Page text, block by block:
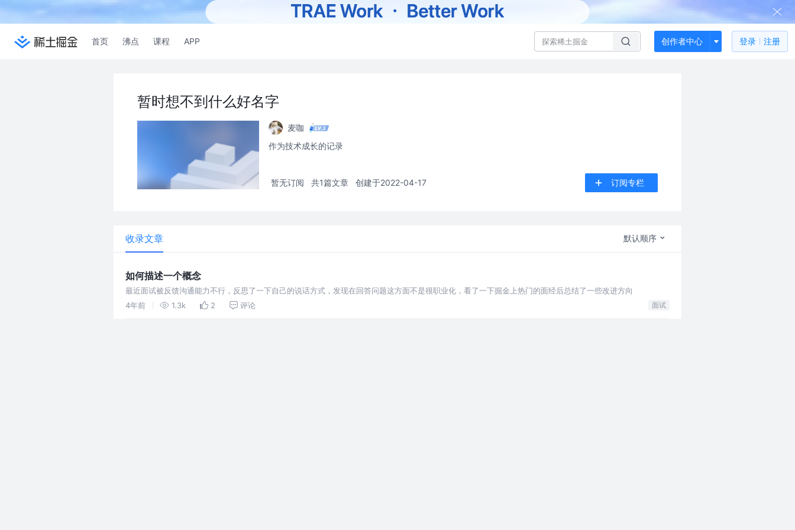
首页 沸点 课程 APP 创作者中心 登录 注册
暂时想不到什么好名字
麦咖
作为技术成长的记录
暂无订阅 共1篇文章 创建于2022-04-17 订阅专栏
收录文章 默认顺序
如何描述一个概念
最近面试被反馈沟通能力不行，反思了一下自己的说话方式，发现在回答问题这方面不是很职业化，看了一下掘金上热门的面经后总结了一些改进方向
4年前
1.3k 2 评论 面试